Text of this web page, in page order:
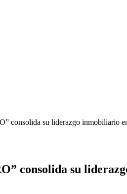
consolida su liderazgo inmobiliario
consolida su